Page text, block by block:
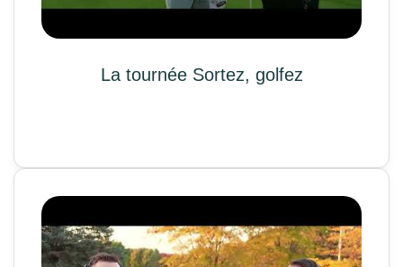
La tournée Sortez, golfez